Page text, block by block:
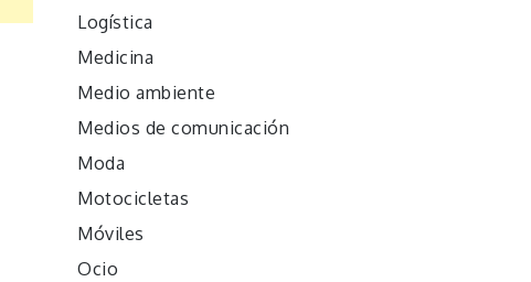
Logística
Medicina
Medio ambiente
Medios de comunicación
Moda
Motocicletas
Móviles
Ocio